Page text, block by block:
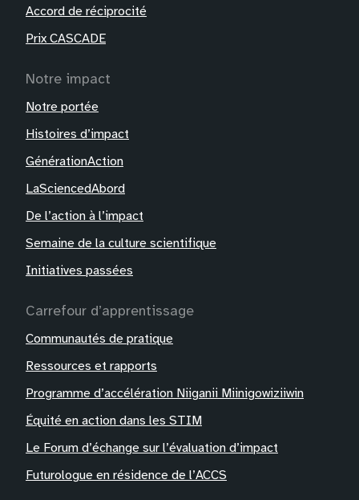
Accord de réciprocité
Prix CASCADE
Notre impact
Notre portée
Histoires d’impact
GénérationAction
LaSciencedAbord
De l’action à l’impact
Semaine de la culture scientifique
Initiatives passées
Carrefour d’apprentissage
Communautés de pratique
Ressources et rapports
Programme d’accélération Niiganii Miinigowiziiwin
Équité en action dans les STIM
Le Forum d’échange sur l’évaluation d’impact
Futurologue en résidence de l’ACCS